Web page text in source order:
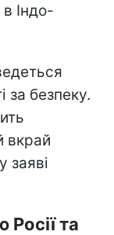
в Індо-
за безпеку.
вкрай
заяві
та